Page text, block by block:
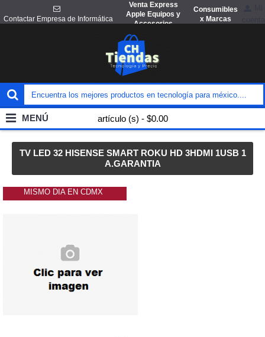
Contactar Empresa de Informática
Venta Express
Apple Equipos y
Accesorios
Consumibles
x Marcas
artículo (s) - $0.00
MENÚ
TV LED 32 HISENSE SMART ROKU HD 3HDMI 1USB 1
A.GARANTIA
MISMO DIA EN CDMX